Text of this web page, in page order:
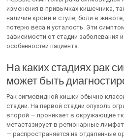
изменения в привычках кишечника,
наличие крови в стуле, боли в
потерю веса и усталость. Эти
зависимости от стадии заболевания
особенностей пациента.
На каких стадиях рак
может быть
Рак сигмовидной кишки обычно
стадии. На первой стадии опухоль
второй — проникает в окружающие
метастазирует в регионарные
— распространяется на отдаленные